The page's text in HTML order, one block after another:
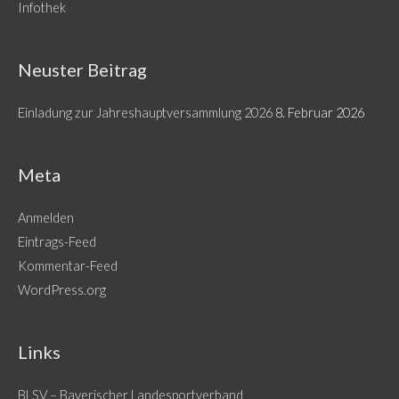
Infothek
Neuster Beitrag
Einladung zur Jahreshauptversammlung 2026 8. Februar 2026
Meta
Anmelden
Eintrags-Feed
Kommentar-Feed
WordPress.org
Links
BLSV – Bayerischer Landesportverband